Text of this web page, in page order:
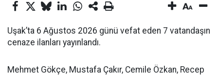
Uşak’ta 6 Ağustos 2026 günü vefat eden 7 vatandaşın
cenaze ilanları yayınlandı.
Mehmet Gökçe, Mustafa Çakır, Cemile Özkan, Recep